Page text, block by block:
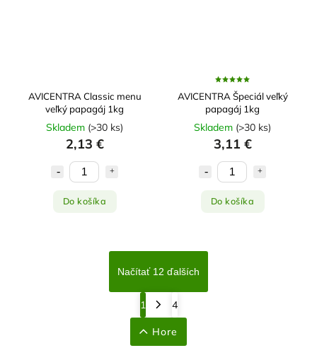
AVICENTRA Classic menu
veľký papagáj 1kg
Skladem (>30 ks)
2,13 €
Do košíka
AVICENTRA Špeciál veľký
papagáj 1kg
Skladem (>30 ks)
3,11 €
Do košíka
Načítať 12 ďalších
1 4
Hore